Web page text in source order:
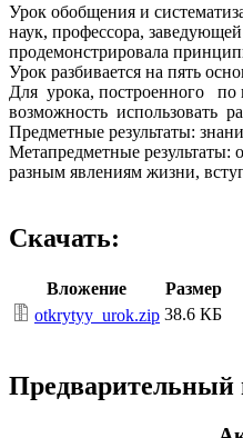
Урок обобщения и
наук, профессора,
продемонстрировала
Урок разбивается на пять
Для урока, построенного по
возможность использовать
Предметные результаты:
Метапредметные результаты:
разным явлениям жизни,
Скачать:
Вложение
Размер
otkrytyy_urok.zip 38.6 КБ
Предварительный